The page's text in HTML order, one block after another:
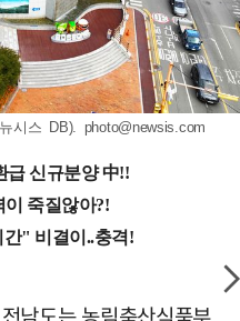
시스 DB). photo@newsis.com